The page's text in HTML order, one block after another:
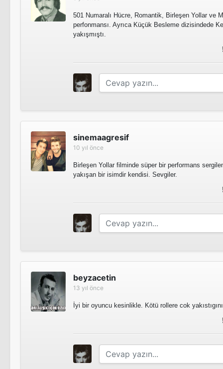
501 Numaralı Hücre, Romantik, Birleşen Yollar ve
perfonmansı. Ayrıca Küçük Besleme dizisindede
yakışmıştı.
sinemaagresif
10 yıl önce
Birleşen Yollar filminde süper bir performans
yakışan bir isimdir kendisi. Sevgiler.
beyzacetin
13 yıl önce
İyi bir oyuncu kesinlikle. Kötü rollere cok